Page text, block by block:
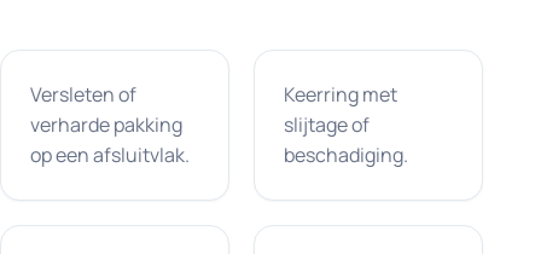
Versleten of
verharde pakking
op een afsluitvlak.
Keerring met
slijtage of
beschadiging.